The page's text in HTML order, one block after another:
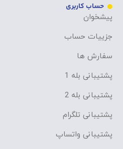
حساب کاربری
پیشخوان
جزییات حساب
سفارش ها
پشتیبانی بله 1
پشتیبانی بله 2
پشتیبانی تلگرام
پشتیبانی واتساپ